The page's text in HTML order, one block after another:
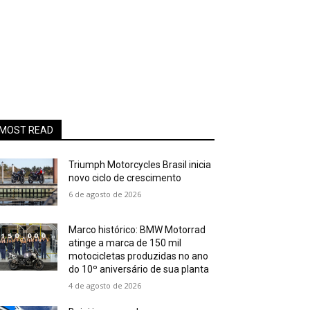
MOST READ
Triumph Motorcycles Brasil inicia
novo ciclo de crescimento
6 de agosto de 2026
Marco histórico: BMW Motorrad
atinge a marca de 150 mil
motocicletas produzidas no ano
do 10º aniversário de sua planta
4 de agosto de 2026